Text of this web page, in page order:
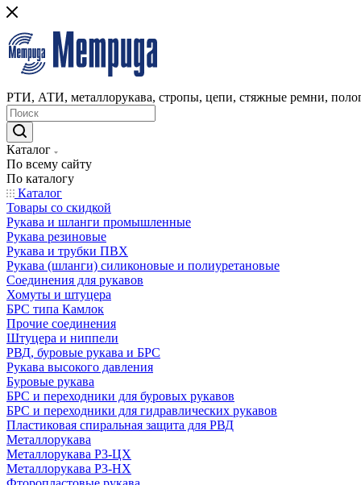
РТИ, АТИ, металлорукава, стропы, цепи, стяжные ремни,
Каталог
По всему сайту
По каталогу
Каталог
Товары со скидкой
Рукава и шланги промышленные
Рукава резиновые
Рукава и трубки ПВХ
Рукава (шланги) силиконовые и полиуретановые
Соединения для рукавов
Хомуты и штуцера
БРС типа Камлок
Прочие соединения
Штуцера и ниппели
РВД, буровые рукава и БРС
Рукава высокого давления
Буровые рукава
БРС и переходники для буровых рукавов
БРС и переходники для гидравлических рукавов
Пластиковая спиральная защита для РВД
Металлорукава
Металлорукава Р3-ЦХ
Металлорукава Р3-НХ